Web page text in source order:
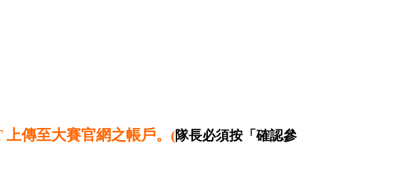
傳至大賽官網之帳戶。 (隊長必須按「確認參